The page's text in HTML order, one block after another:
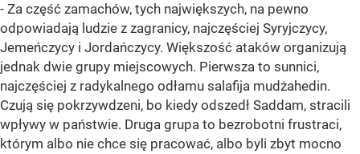
- Za część zamachów, tych największych, na pewno
odpowiadają ludzie z zagranicy, najczęściej Syryjczycy,
Jemeńczycy i Jordańczycy. Większość ataków organizują
jednak dwie grupy miejscowych. Pierwsza to sunnici,
najczęściej z radykalnego odłamu salafija mudżahedin.
Czują się pokrzywdzeni, bo kiedy odszedł Saddam, stracili
wpływy w państwie. Druga grupa to bezrobotni frustraci,
którym albo nie chce się pracować, albo byli zbyt mocno